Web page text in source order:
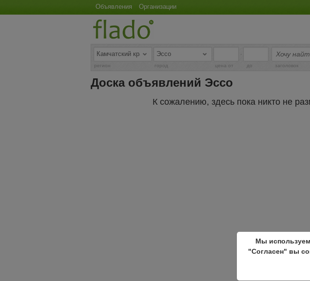
Объявления Организации
-
регион город цена от до заголовок
Доска объявлений Эссо
К сожалению, здесь пока никто не
Мы
"Согласен" вы